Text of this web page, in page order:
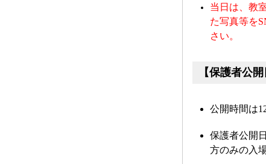
当日は、教
た写真等を
さい。
【保護者公
公開時間は
保護者公開
方のみの入